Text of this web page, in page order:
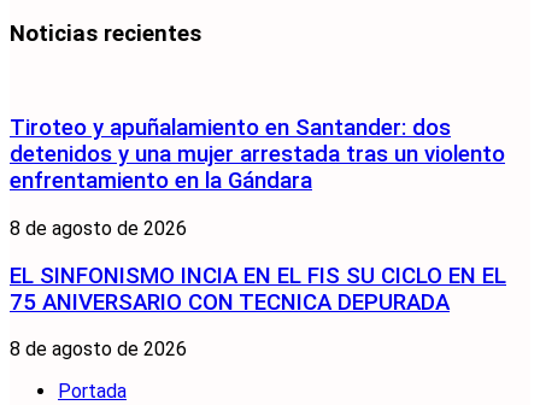
Noticias recientes
Tiroteo y apuñalamiento en Santander: dos
detenidos y una mujer arrestada tras un violento
enfrentamiento en la Gándara
8 de agosto de 2026
EL SINFONISMO INCIA EN EL FIS SU CICLO EN EL
75 ANIVERSARIO CON TECNICA DEPURADA
8 de agosto de 2026
Portada